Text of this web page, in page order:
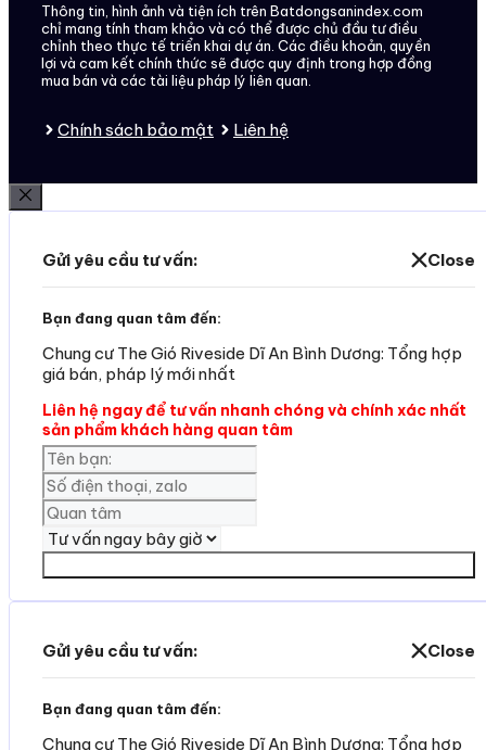
Thông tin, hình ảnh và tiện ích trên Batdongsanindex.com
chỉ mang tính tham khảo và có thể được chủ đầu tư điều
chỉnh theo thực tế triển khai dự án. Các điều khoản, quyền
lợi và cam kết chính thức sẽ được quy định trong hợp đồng
mua bán và các tài liệu pháp lý liên quan.
Chính sách bảo mật Liên hệ
Đóng
Gửi yêu cầu tư vấn: Close
Bạn đang quan tâm đến:
Chung cư The Gió Riveside Dĩ An Bình Dương: Tổng hợp
giá bán, pháp lý mới nhất
Liên hệ ngay để tư vấn nhanh chóng và chính xác nhất
sản phẩm khách hàng quan tâm
Gửi yêu cầu tư vấn: Close
Bạn đang quan tâm đến:
Chung cư The Gió Riveside Dĩ An Bình Dương: Tổng hợp